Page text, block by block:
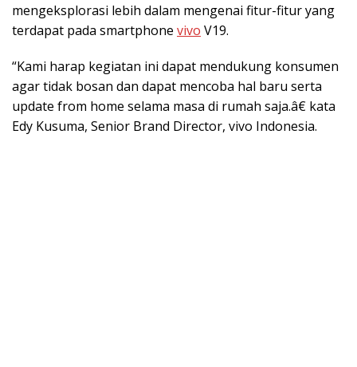
mengeksplorasi lebih dalam mengenai fitur-fitur yang
terdapat pada smartphone vivo V19.
“Kami harap kegiatan ini dapat mendukung konsumen
agar tidak bosan dan dapat mencoba hal baru serta
update from home selama masa di rumah saja.â€ kata
Edy Kusuma, Senior Brand Director, vivo Indonesia.